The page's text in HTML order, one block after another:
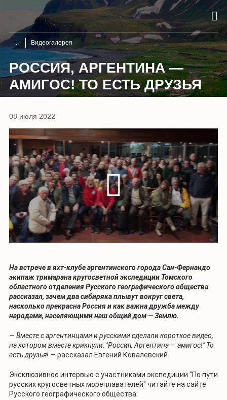
Видеогалерея
РОССИЯ, АРГЕНТИНА —
АМИГОС! ТО ЕСТЬ ДРУЗЬЯ
08 июля 2022
На встрече в яхт-клубе аргентинского города Сан-Фернандо
экипаж тримарана кругосветной экспедиции Томского
областного отделения Русского географического общества
рассказал, зачем два сибиряка плывут вокруг света,
насколько прекрасна Россия и как важна дружба между
народами, населяющими наш общий дом — Землю.
— Вместе с аргентинцами и русскими сделали короткое видео,
на котором вместе крикнули: "Россия, Аргентина — амигос!" То
есть друзья! — рассказал Евгений Ковалевский.
Эксклюзивное интервью с участниками экспедиции "По пути
русских кругосветных мореплавателей" читайте на сайте
Русского географического общества.